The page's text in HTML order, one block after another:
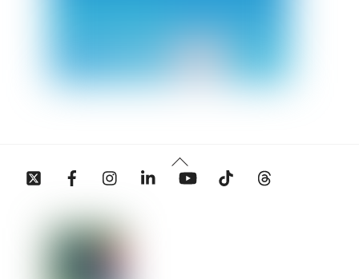
Back
To
Twitter Facebook InstagramLinkedin YouTube Tiktok